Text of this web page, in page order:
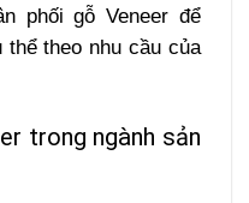
phối gỗ Veneer để
theo nhu cầu của
trong ngành sản